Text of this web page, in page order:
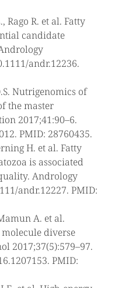
Rago R. et al. Fatty
candidate
andr.12236.
Nutrigenomics of
the master
2017;41:90–6.
PMID: 28760435.
H. et al. Fatty
is associated
Andrology
andr.12227. PMID:
A. et al.
diverse
2017;37(5):579–97.
PMID: